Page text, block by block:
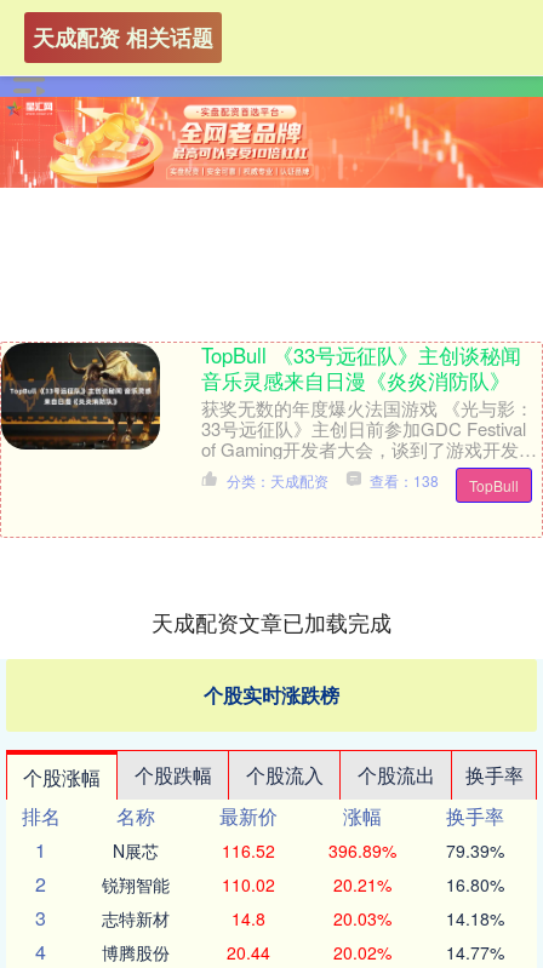
天成配资 相关话题
TopBull 《33号远征队》主创谈秘闻
音乐灵感来自日漫《炎炎消防队》
获奖无数的年度爆火法国游戏 《光与影：
33号远征队》主创日前参加GDC Festival
of Gaming开发者大会，谈到了游戏开发的
趣闻轶事，其中备受玩家赞....
TopBull
分类：天成配资 查看：138
天成配资文章已加载完成
个股实时涨跌榜
个股涨幅 个股跌幅 个股流入 个股流出
换手率
排名
名称 最新价 涨幅
换手率
1
N展芯 116.52 396.89% 79.39%
2 锐翔智能 110.02 20.21% 16.80%
3 志特新材 14.8 20.03% 14.18%
4 博腾股份 20.44 20.02% 14.77%